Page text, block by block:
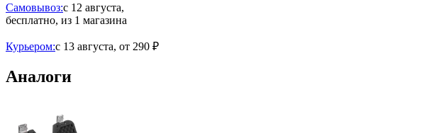
Самовывоз:c 12 августа,
бесплатно, из 1 магазина
Курьером:c 13 августа, от 290 ₽
Аналоги